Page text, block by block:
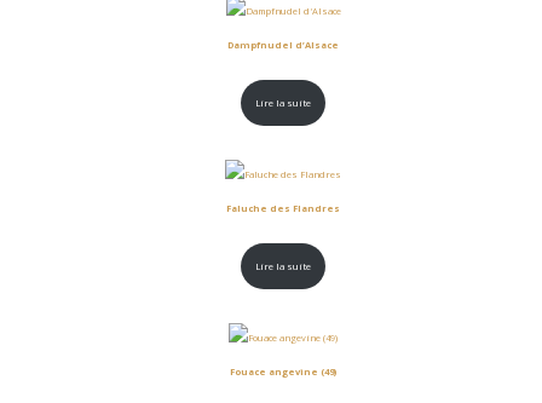
Dampfnudel d’Alsace
Lire la suite
Faluche des Flandres
Lire la suite
Fouace angevine (49)